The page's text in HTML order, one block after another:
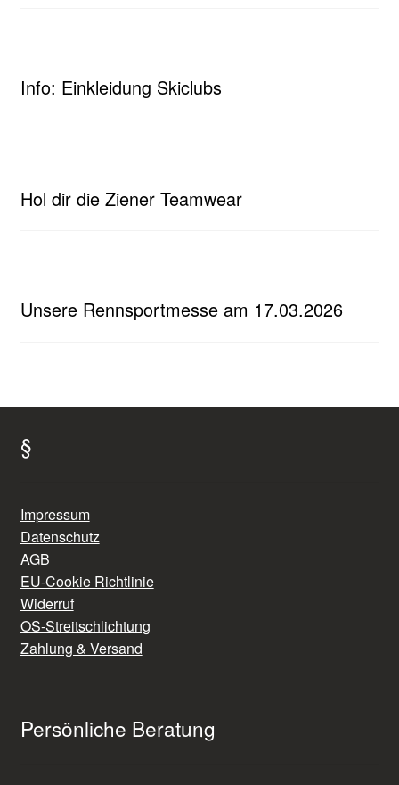
Info: Einkleidung Skiclubs
Hol dir die Ziener Teamwear
Unsere Rennsportmesse am 17.03.2026
§
Impressum
Datenschutz
AGB
EU-Cookie Richtlinie
Widerruf
OS-Streitschlichtung
Zahlung & Versand
Persönliche Beratung